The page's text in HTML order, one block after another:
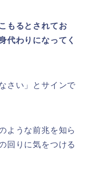
もるとされてお
代わりになってく
さい」とサインで
ような前兆を知ら
回りに気をつける